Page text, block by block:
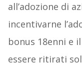
all’adozione di
incentivarne
bonus 18enni e
essere ritirati